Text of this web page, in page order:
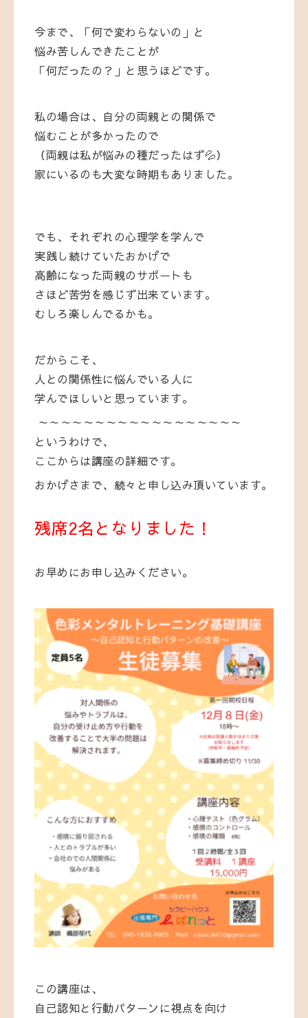
今まで、「何で変わらないの」と
悩み苦しんできたことが
「何だったの？」と思うほどです。
私の場合は、自分の両親との関係で
悩むことが多かったので
（両親は私が悩みの種だったはず💦）
家にいるのも大変な時期もありました。
でも、それぞれの心理学を学んで
実践し続けていたおかげで
高齢になった両親のサポートも
さほど苦労を感じず出来ています。
むしろ楽しんでるかも。
だからこそ、
人との関係性に悩んでいる人に
学んでほしいと思っています。
～～～～～～～～～～～～～～～～～～
というわけで、
ここからは講座の詳細です。
おかげさまで、続々と申し込み頂いています。
残席2名となりました！
お早めにお申し込みください。
この講座は、
自己認知と行動パターンに視点を向け